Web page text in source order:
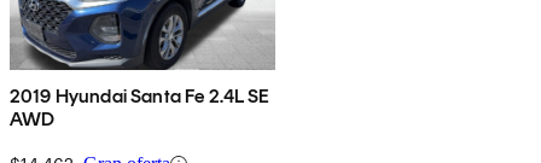
2019 Hyundai Santa Fe 2.4L SE
AWD